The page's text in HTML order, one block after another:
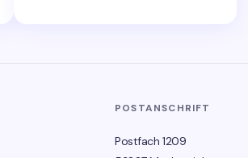
POSTANSCHRIFT
Postfach 1209